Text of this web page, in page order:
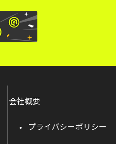
会社概要
プライバシーポリシー